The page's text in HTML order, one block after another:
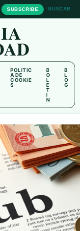
SUBSCRIBE BUSCAR
POLITIC
A DE
COOKIE
S
B
O
L
E
T
I
N
B
L
O
G